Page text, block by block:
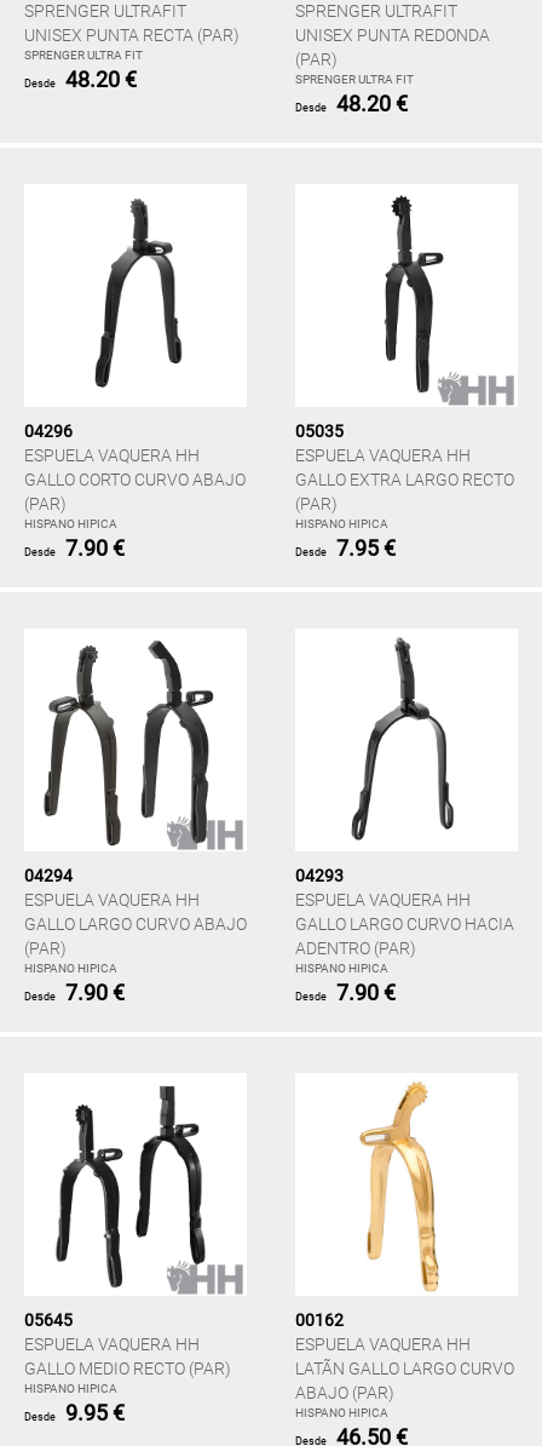
SPRENGER ULTRAFIT
UNISEX PUNTA RECTA (PAR)
SPRENGER ULTRA FIT
Desde 48.20 €
SPRENGER ULTRAFIT
UNISEX PUNTA REDONDA
(PAR)
SPRENGER ULTRA FIT
Desde 48.20 €
04296
ESPUELA VAQUERA HH
GALLO CORTO CURVO ABAJO
(PAR)
HISPANO HIPICA
Desde 7.90 €
05035
ESPUELA VAQUERA HH
GALLO EXTRA LARGO RECTO
(PAR)
HISPANO HIPICA
Desde 7.95 €
04294
ESPUELA VAQUERA HH
GALLO LARGO CURVO ABAJO
(PAR)
HISPANO HIPICA
Desde 7.90 €
04293
ESPUELA VAQUERA HH
GALLO LARGO CURVO HACIA
ADENTRO (PAR)
HISPANO HIPICA
Desde 7.90 €
05645
ESPUELA VAQUERA HH
GALLO MEDIO RECTO (PAR)
HISPANO HIPICA
Desde 9.95 €
00162
ESPUELA VAQUERA HH
LATÃN GALLO LARGO CURVO
ABAJO (PAR)
HISPANO HIPICA
Desde 46.50 €